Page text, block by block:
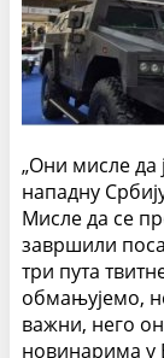
„Они мисле да
нападну
Мисле да се
завршили
три пута
обмањујемо,
важни, него
новинарима у